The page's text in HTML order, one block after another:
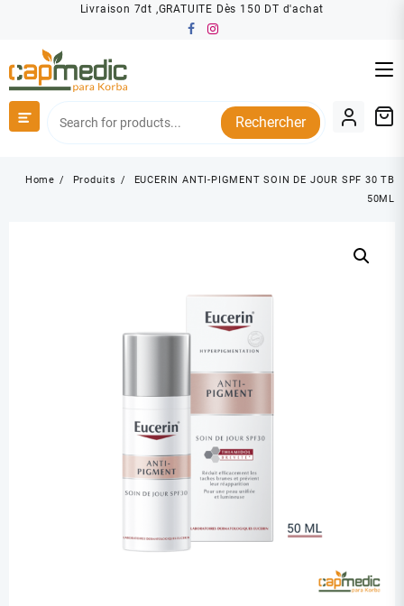
Livraison 7dt ,GRATUITE Dès 150 DT d'achat
Rechercher
Home Produits
EUCERIN ANTI-PIGMENT SOIN DE JOUR SPF 30 TB
50ML